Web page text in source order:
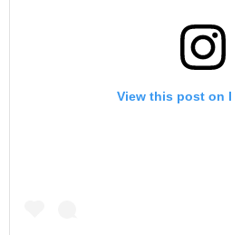
View this post on